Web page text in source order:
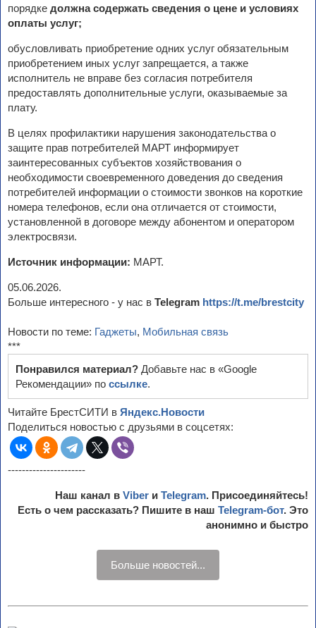
порядке должна содержать сведения о цене и условиях
оплаты услуг;
обусловливать приобретение одних услуг обязательным
приобретением иных услуг запрещается, а также
исполнитель не вправе без согласия потребителя
предоставлять дополнительные услуги, оказываемые за
плату.
В целях профилактики нарушения законодательства о
защите прав потребителей МАРТ информирует
заинтересованных субъектов хозяйствования о
необходимости своевременного доведения до сведения
потребителей информации о стоимости звонков на короткие
номера телефонов, если она отличается от стоимости,
установленной в договоре между абонентом и оператором
электросвязи.
Источник информации: МАРТ.
05.06.2026.
Больше интересного - у нас в Telegram https://t.me/brestcity
Новости по теме: Гаджеты, Мобильная связь
***
Понравился материал? Добавьте нас в «Google
Рекомендации» по ссылке.
Читайте БрестСИТИ в Яндекс.Новости
Поделиться новостью с друзьями в соцсетях:
----------------------
Наш канал в Viber и Telegram. Присоединяйтесь!
Есть о чем рассказать? Пишите в наш Telegram-бот. Это
анонимно и быстро
Больше новостей...